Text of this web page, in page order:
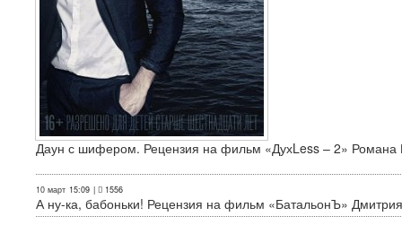
Даун с шифером. Рецензия на фильм «ДухLess – 2» Романа
10 март 15:09 | 1556
А ну-ка, бабоньки! Рецензия на фильм «БатальонЪ»